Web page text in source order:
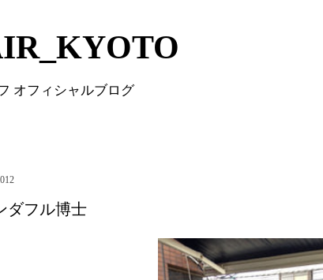
オフィシャルブログ
ダフル博士